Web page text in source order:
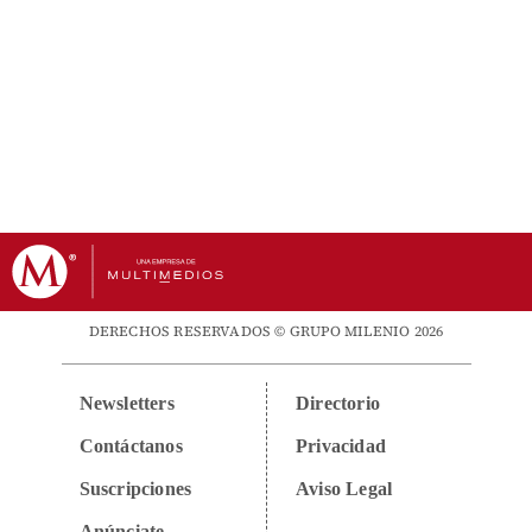
DERECHOS RESERVADOS © GRUPO MILENIO 2026
Newsletters
Contáctanos
Suscripciones
Directorio
Privacidad
Aviso Legal